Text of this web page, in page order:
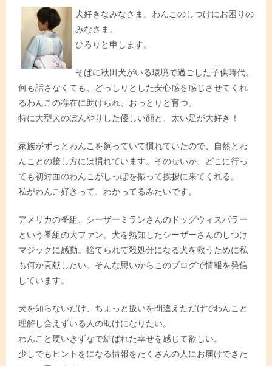
犬好きなみなさま。わんこのしつけにお困りの
みなさま。
ひろりと申します。
そばに秋田犬がいる環境で過ごした子供時代。
何も話さなくても、どっしりとした安心感を感じさせてくれ
るわんこの存在に助けられ、おっとりと育つ。
特に大型犬のぼんやりした優しい顔と、太い足が大好き！
家族がずっとわんこを飼っていて慣れていたので、自然とわ
んことの接し方には慣れています。そのせいか、どこに行っ
ても初対面のわんこがしっぽを振って挨拶に来てくれる。
私がわんこ好きって、わかってるみたいです。
アメリカの番組、シーザーミランさんのドッグウィスパラー
という番組の大ファン。犬を熟知したシーザーさんのしつけ
マジックに感動。捨てられて殺処分になる犬を救うために私
も何か貢献したい。そんな思いからこのブログで情報を発信
しています。
犬を知らないだけ、ちょっと扱いを間違えただけでわんこと
理解し合えずいる人の助けになりたい。
わんこと硬いきずなで結ばれた幸せを感じて欲しい。
少しでもヒントをになる情報をたくさんの人にお届けできた